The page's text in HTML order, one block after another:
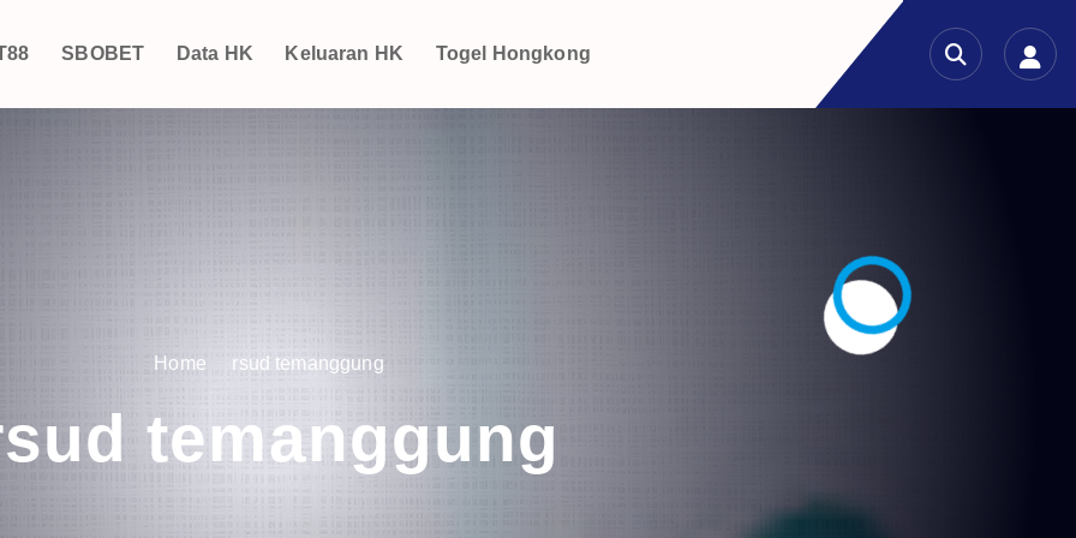
SBOBET Data HK Keluaran HK Togel Hongkong
Home rsud temanggung
temanggung